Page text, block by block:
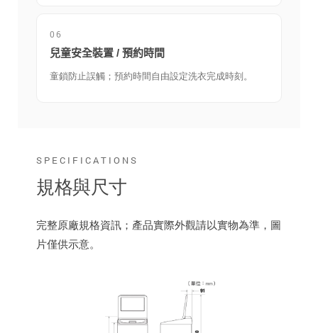
06
兒童安全裝置 / 預約時間
童鎖防止誤觸；預約時間自由設定洗衣完成時刻。
SPECIFICATIONS
規格與尺寸
完整原廠規格資訊；產品實際外觀請以實物為準，圖
片僅供示意。